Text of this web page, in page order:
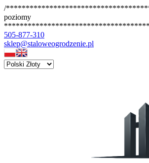
/
poziomy
505-877-310
sklep@staloweogrodzenie.pl